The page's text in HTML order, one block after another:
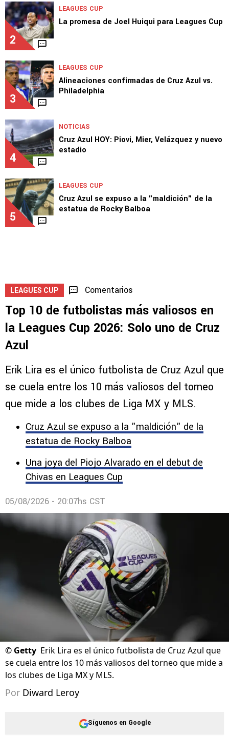
2
LEAGUES CUP
La promesa de Joel Huiqui para Leagues Cup
3
LEAGUES CUP
Alineaciones confirmadas de Cruz Azul vs.
Philadelphia
4
NOTICIAS
Cruz Azul HOY: Piovi, Mier, Velázquez y nuevo
estadio
5
LEAGUES CUP
Cruz Azul se expuso a la "maldición" de la
estatua de Rocky Balboa
LEAGUES CUP Comentarios
Top 10 de futbolistas más valiosos en
la Leagues Cup 2026: Solo uno de Cruz
Azul
Erik Lira es el único futbolista de Cruz Azul que
se cuela entre los 10 más valiosos del torneo
que mide a los clubes de Liga MX y MLS.
Cruz Azul se expuso a la "maldición" de la
estatua de Rocky Balboa
Una joya del Piojo Alvarado en el debut de
Chivas en Leagues Cup
05/08/2026 - 20:07hs CST
© Getty Erik Lira es el único futbolista de Cruz Azul que
se cuela entre los 10 más valiosos del torneo que mide a
los clubes de Liga MX y MLS.
Por Diward Leroy
Síguenos en Google